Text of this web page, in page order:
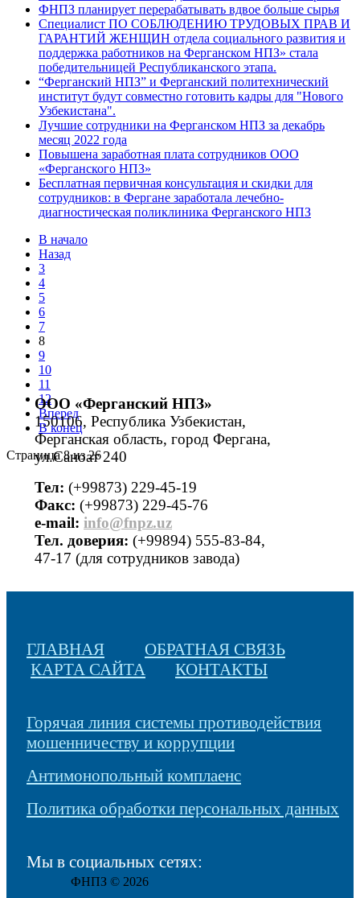
ФНПЗ планирует перерабатывать вдвое больше сырья
Специалист ПО СОБЛЮДЕНИЮ ТРУДОВЫХ ПРАВ И
ГАРАНТИЙ ЖЕНЩИН отдела социального развития и
поддержка работников на Ферганском НПЗ» стала
победительницей Республиканского этапа.
“Ферганский НПЗ” и Ферганский политехнический
институт будут совместно готовить кадры для "Нового
Узбекистана".
Лучшие сотрудники на Ферганском НПЗ за декабрь
месяц 2022 года
Повышена заработная плата сотрудников ООО
«Ферганского НПЗ»
Бесплатная первичная консультация и скидки для
сотрудников: в Фергане заработала лечебно-
диагностическая поликлиника Ферганского НПЗ
В начало
Назад
3
4
5
6
7
8
9
10
11
12
Вперед
В конец
Страница 8 из 26
ООО «Ферганский НПЗ»
150106, Республика Узбекистан,
Ферганская область, город Фергана,
ул.Саноат 240
Тел: (+99873) 229-45-19
Факс: (+99873) 229-45-76
е-mail: info@fnpz.uz
Тел. доверия: (+99894) 555-83-84,
47-17 (для сотрудников завода)
ГЛАВНАЯ
ОБРАТНАЯ СВЯЗЬ
КАРТА САЙТА
КОНТАКТЫ
Горячая линия системы противодействия
мошенничеству и коррупции
Антимонопольный комплаенс
Политика обработки персональных данных
Мы в социальных сетях:
ФНПЗ © 2026